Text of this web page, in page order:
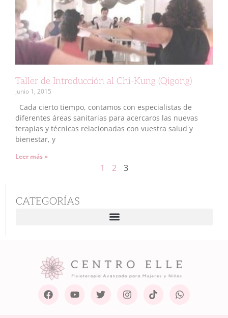
Taller de Introducción al Chi-Kung (Qigong)
junio 1, 2015
Cada cierto tiempo, contamos con especialistas de
diferentes áreas sanitarias para acercaros las nuevas
terapias y técnicas relacionadas con vuestra salud y
bienestar, y
Leer más »
1 2 3
CATEGORÍAS